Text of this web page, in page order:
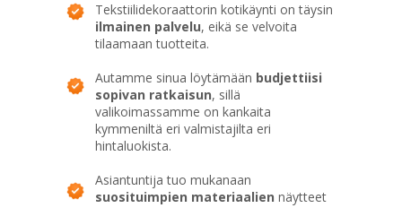
Tekstiilidekoraattorin kotikäynti on täysin
ilmainen palvelu, eikä se velvoita
tilaamaan tuotteita.
Autamme sinua löytämään budjettiisi
sopivan ratkaisun, sillä
valikoimassamme on kankaita
kymmeniltä eri valmistajilta eri
hintaluokista.
Asiantuntija tuo mukanaan
suosituimpien materiaalien näytteet